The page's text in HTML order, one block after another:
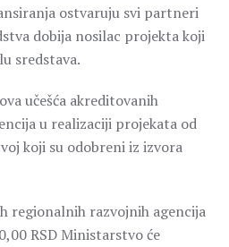
ostvaruju svi partneri
dobija nosilac projekta koji
sredstava.
učešća akreditovanih
u realizaciji projekata od
koji su odobreni iz izvora
regionalnih razvojnih agencija
RSD Ministarstvo će